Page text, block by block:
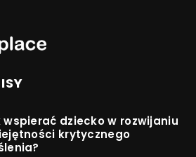
wspierać dziecko w rozwijaniu
krytycznego